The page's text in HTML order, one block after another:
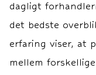
Elevationsl
dagligt
det bedste
erfaring viser, at
mellem